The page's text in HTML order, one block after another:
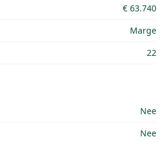
€ 63.740
Marge
22
Nee
Nee